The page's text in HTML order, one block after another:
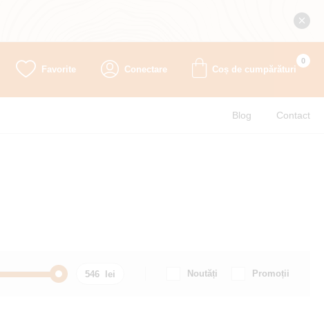
Favorite Conectare Coș de cumpărături
0
Blog Contact
Noutăți Promoții